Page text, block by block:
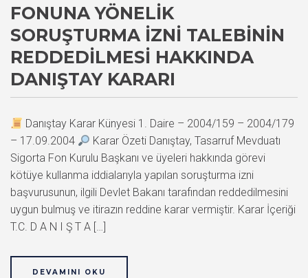
FONUNA YÖNELIK
SORUŞTURMA İZNI TALEBININ
REDDEDILMESI HAKKINDA
DANIŞTAY KARARI
Danıştay Karar Künyesi 1. Daire – 2004/159 – 2004/179
– 17.09.2004
Karar Özeti Danıştay, Tasarruf Mevduatı
Sigorta Fon Kurulu Başkanı ve üyeleri hakkında görevi
kötüye kullanma iddialarıyla yapılan soruşturma izni
başvurusunun, ilgili Devlet Bakanı tarafından reddedilmesini
uygun bulmuş ve itirazın reddine karar vermiştir. Karar İçeriği
T.C. D A N I Ş T A […]
DEVAMINI OKU